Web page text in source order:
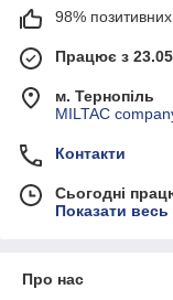
98% позитивних
Працює з
м. Тернопіль
MILTAC
Контакти
Сьогодні
Показати
Про нас